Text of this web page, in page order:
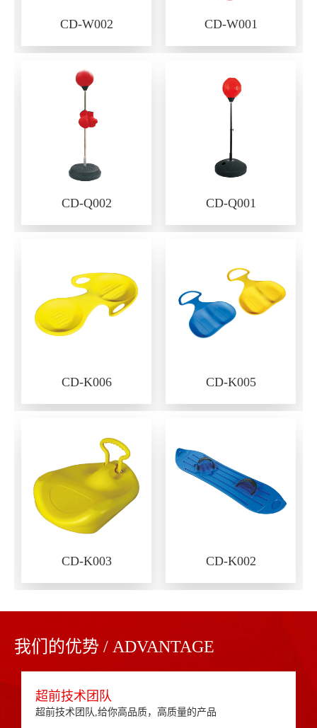
CD-W002 CD-W001
CD-Q002 CD-Q001
CD-K006 CD-K005
CD-K003 CD-K002
我们的优势 / ADVANTAGE
超前技术团队
超前技术团队,给你高品质，高质量的产品